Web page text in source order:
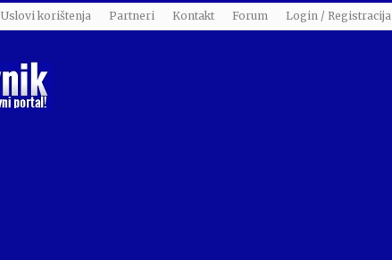
Uslovi korištenja Partneri Kontakt Forum Login / Registracija